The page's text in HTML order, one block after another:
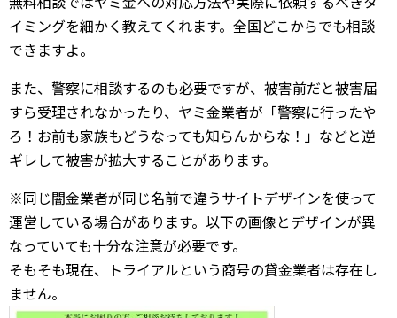
イミングを細かく教えてくれます。全国どこからでも相談
できますよ。
また、警察に相談するのも必要ですが、被害前だと被害届
すら受理されなかったり、ヤミ金業者が「警察に行ったや
ろ！お前も家族もどうなっても知らんからな！」などと逆
ギレして被害が拡大することがあります。
※同じ闇金業者が同じ名前で違うサイトデザインを使って
運営している場合があります。以下の画像とデザインが異
なっていても十分な注意が必要です。
そもそも現在、トライアルという商号の貸金業者は存在し
ません。